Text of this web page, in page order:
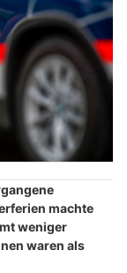
machte
weniger
waren als